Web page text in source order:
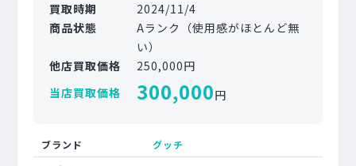
買取時期
2024/11/4
商品状態
Aランク（使用感がほとんど無
い）
他店買取価格
250,000円
当店買取価格
300,000円
ブランド
グッチ